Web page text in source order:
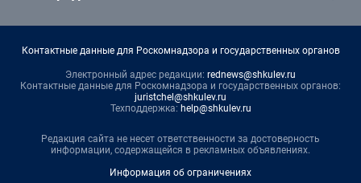
Контактные данные для Роскомнадзора и государственных органов
Электронный адрес редакции: rednews@shkulev.ru
Контактные данные для Роскомнадзора и государственных органов:
juristchel@shkulev.ru
Техподдержка: help@shkulev.ru
Редакция сайта не несет ответственности за достоверность
информации, содержащейся в рекламных объявлениях.
Информация об ограничениях